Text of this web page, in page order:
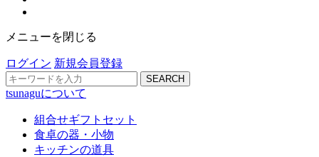
メニューを閉じる
ログイン 新規会員登録
SEARCH
tsunaguについて
組合せギフトセット
食卓の器・小物
キッチンの道具